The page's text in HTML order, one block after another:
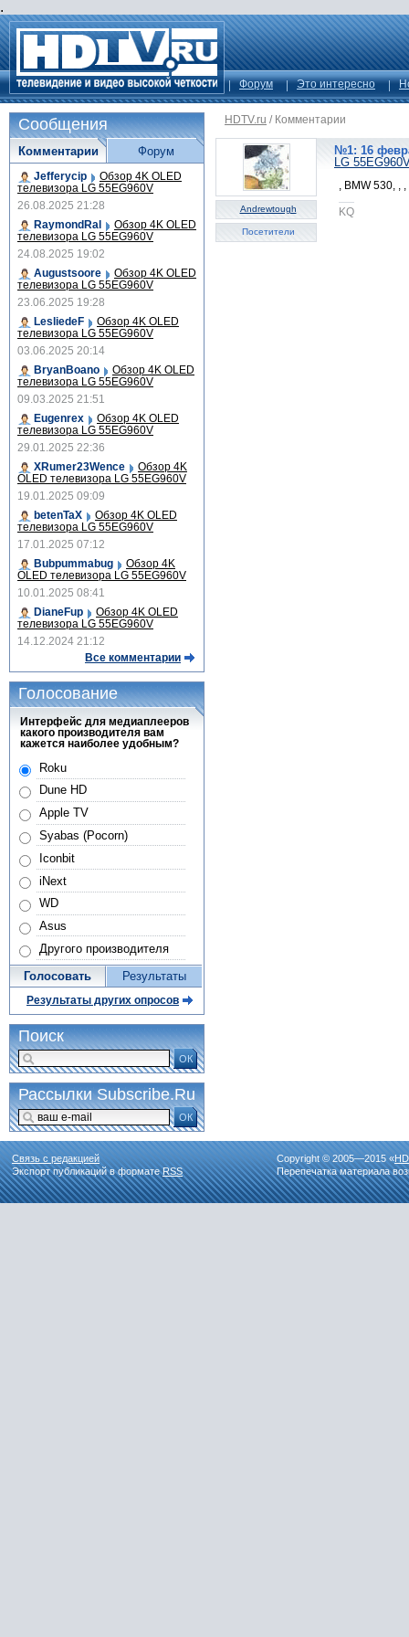
.
Форум Это интересно
HDTV.ru / Комментарии
Andrewtough
Посетители
№1: 16
LG
, BMW 530, , ,
KQ
Сообщения
Комментарии
Jefferycip Обзор 4K OLED
телевизора LG 55EG960V
26.08.2025 21:28
RaymondRal
Обзор 4K OLED
телевизора LG 55EG960V
24.08.2025 19:02
Augustsoore
Обзор 4K OLED
телевизора LG 55EG960V
23.06.2025 19:28
LesliedeF
Обзор 4K OLED
телевизора LG 55EG960V
03.06.2025 20:14
BryanBoano
Обзор 4K OLED
телевизора LG 55EG960V
09.03.2025 21:51
Eugenrex
Обзор 4K OLED
телевизора LG 55EG960V
29.01.2025 22:36
XRumer23Wence
Обзор 4K
OLED телевизора LG 55EG960V
19.01.2025 09:09
betenTaX
Обзор 4K OLED
телевизора LG 55EG960V
17.01.2025 07:12
Bubpummabug
Обзор 4K
OLED телевизора LG 55EG960V
10.01.2025 08:41
DianeFup
Обзор 4K OLED
телевизора LG 55EG960V
14.12.2024 21:12
Все комментарии
Форум
Голосование
Интерфейс для медиаплееров
какого производителя вам
кажется наиболее удобным?
Roku
Dune HD
Apple TV
Syabas (Pocorn)
Iconbit
iNext
WD
Asus
Другого производителя
Голосовать Результаты
Результаты других опросов
Поиск
ОК
Рассылки Subscribe.Ru
ОК
Связь с редакцией
Экспорт публикаций в форматеRSS
Copyright © 2005—2015 «
Перепечатка материала